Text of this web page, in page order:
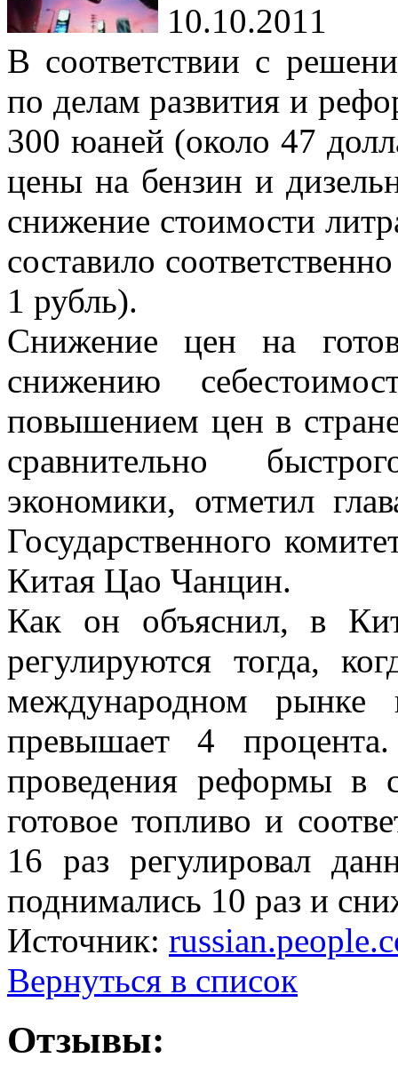
10.10.2011
В соответствии с
по делам развития и
300 юаней (около 47
цены на бензин и
снижение стоимости
составило
1 рубль).
Снижение цен на
снижению
повышением цен в
сравнительно
экономики, отметил
Государственного
Китая Цао Чанцин.
Как он объяснил, в
регулируются тогда,
международном
превышает 4
проведения реформы в
готовое топливо и
16 раз регулировал
поднимались 10 раз и
Источник:
Вернуться в список
Отзывы: